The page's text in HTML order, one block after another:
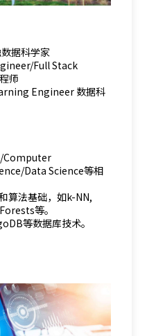
据科学家
Full Stack
师
Engineer 数据科
Computer
Data Science等相
算法基础，如k-NN,
等。
等数据库技术。